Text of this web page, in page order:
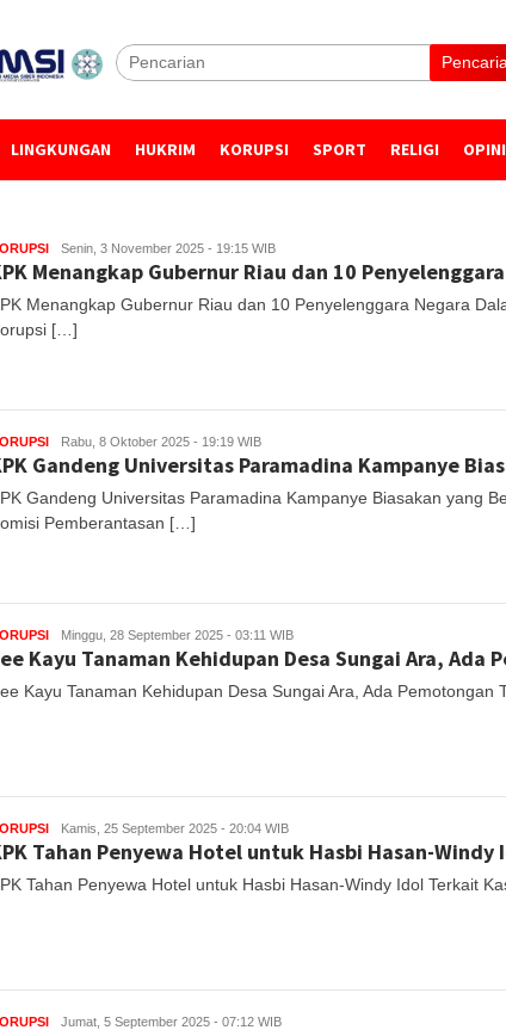
LINGKUNGAN HUKRIM KORUPSI SPORT RELIGI OPINI
Senin, 3 November 2025 - 19:15 WIB
Menangkap Gubernur Riau dan 10
Menangkap Gubernur Riau dan 10 Penyelenggara Negara
[…]
Rabu, 8 Oktober 2025 - 19:19 WIB
Gandeng Universitas Paramadina Kampanye
Gandeng Universitas Paramadina Kampanye Biasakan yang
Pemberantasan […]
Minggu, 28 September 2025 - 03:11 WIB
Kayu Tanaman Kehidupan Desa Sungai Ara, Ada
Kayu Tanaman Kehidupan Desa Sungai Ara, Ada
Kamis, 25 September 2025 - 20:04 WIB
Tahan Penyewa Hotel untuk Hasbi Hasan-Windy
Tahan Penyewa Hotel untuk Hasbi Hasan-Windy Idol Terkait
Jumat, 5 September 2025 - 07:12 WIB